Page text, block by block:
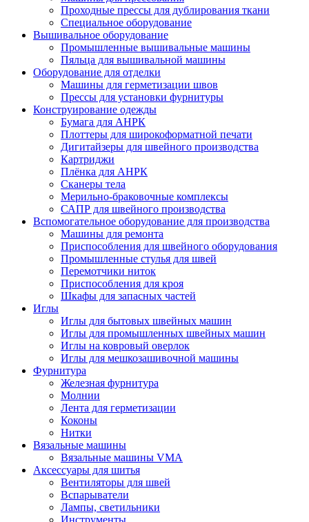
Проходные прессы для дублирования ткани
Специальное оборудование
Вышивальное оборудование
Промышленные вышивальные машины
Пяльца для вышивальной машины
Оборудование для отделки
Машины для герметизации швов
Прессы для установки фурнитуры
Конструирование одежды
Бумага для АНРК
Плоттеры для широкоформатной печати
Дигитайзеры для швейного производства
Картриджи
Плёнка для АНРК
Сканеры тела
Мерильно-браковочные комплексы
САПР для швейного производства
Вспомогательное оборудование для производства
Машины для ремонта
Приспособления для швейного оборудования
Промышленные стулья для швей
Перемотчики ниток
Приспособления для кроя
Шкафы для запасных частей
Иглы
Иглы для бытовых швейных машин
Иглы для промышленных швейных машин
Иглы на ковровый оверлок
Иглы для мешкозашивочной машины
Фурнитура
Железная фурнитура
Молнии
Лента для герметизации
Коконы
Нитки
Вязальные машины
Вязальные машины VMA
Аксессуары для шитья
Вентиляторы для швей
Вспарыватели
Лампы, светильники
Инструменты